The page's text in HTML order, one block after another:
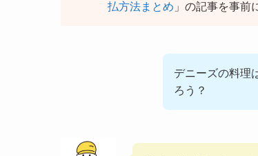
払方法まとめ 」の記事を事前
デニーズの料理
ろう？